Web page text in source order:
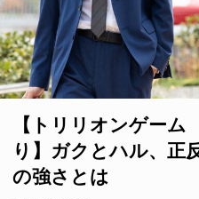
【トリリオンゲー
り】ガクとハル、正
の強さとは